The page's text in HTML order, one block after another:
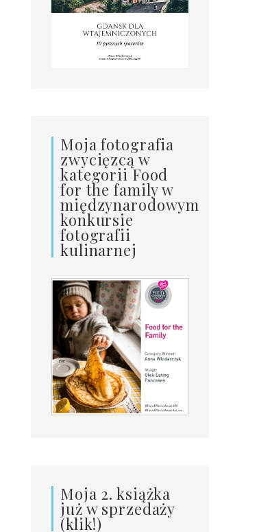
Moja fotografia
zwycięzcą w
kategorii Food
for the family w
międzynarodowym
konkursie
fotografii
kulinarnej
Moja 2. książka
już w sprzedaży
(klik!)